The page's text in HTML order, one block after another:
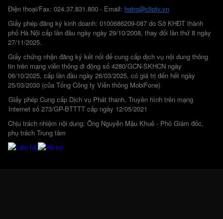
Điện thoại/Fax: 024.37.831.800 - Email: hotro@cliptv.vn
Giấy phép đăng ký kinh doanh: 0100686209-087 do Sở KHĐT thành
phố Hà Nội cấp lần đầu ngày ngày 29/10/2008, thay đổi lần thứ 8 ngày
27/11/2025.
Giấy chứng nhận đăng ký kết nối để cung cấp dịch vụ nội dung thông
tin trên mạng viễn thông di động số 4280/GCN-SKHCN ngày
06/10/2025, cấp lần đầu ngày 26/03/2025, có giá trị đến hết ngày
25/03/2030 (của Tổng Công ty Viễn thông MobiFone)
Giấy phép Cung cấp Dịch vụ Phát thanh, Truyền hình trên mạng
Internet số 273/GP-BTTTT cấp ngày 12/05/2021
Chịu trách nhiệm nội dung: Ông Nguyễn Mậu Khuê - Phó Giám đốc,
phụ trách Trung tâm